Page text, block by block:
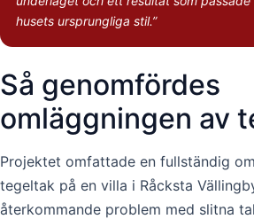
husets ursprungliga stil.”
Så genomfördes
omläggningen av
Projektet omfattade en fullständig
tegeltak på en villa i Råcksta
återkommande problem med slitna